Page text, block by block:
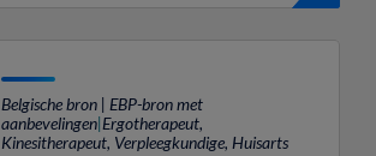
Belgische bron | EBP-bron met
aanbevelingen| Ergotherapeut,
Kinesitherapeut, Verpleegkundige, Huisarts